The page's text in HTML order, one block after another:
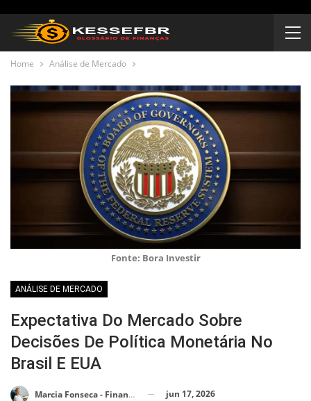
Home Análise de Mercado
Fonte: Bora Investir
ANÁLISE DE MERCADO
Expectativa Do Mercado Sobre
Decisões De Política Monetária No
Brasil E EUA
Marcia Fonseca - Financial Consultant jun 17, 2026